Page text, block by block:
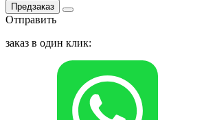
Предзаказ
Отправить
заказ в один клик: